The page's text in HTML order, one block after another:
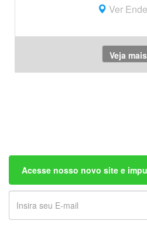
Ver
Veja
Acesse nosso novo site e